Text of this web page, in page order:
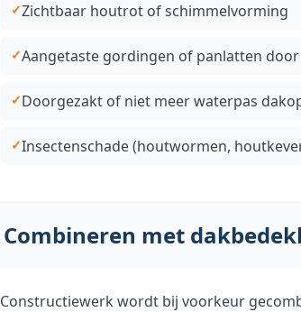
Zichtbaar houtrot of schimmelvorming
Aangetaste gordingen of panlatten
Doorgezakt of niet meer waterpas
Insectenschade (houtwormen,
Combineren met
Constructiewerk wordt bij voorkeur